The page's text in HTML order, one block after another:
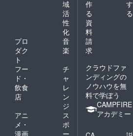
域
活
性
化
プロ
ダク
ト
音
楽
フー
ド・
飲食
店
チ
ャ
レ
ン
ジ
アニ
メ・
漫画
ス
ポ
ー
作
る
す
る
資
料
請
求
クラウドファ
ンディングの
ノウハウを無
料で学ぼう
CAMPFIRE
アカデミー